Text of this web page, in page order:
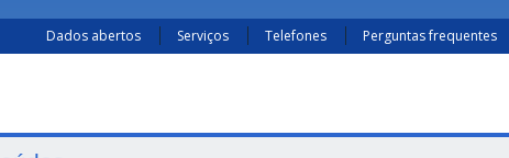
Dados abertos Serviços Telefones Perguntas frequentes